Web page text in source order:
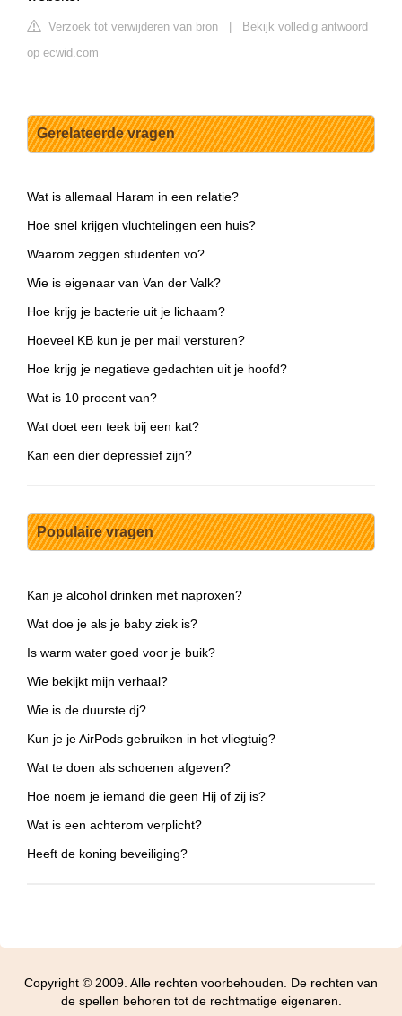
Verzoek tot verwijderen van bron
Bekijk volledig antwoord
op ecwid.com
Gerelateerde vragen
Wat is allemaal Haram in een relatie?
Hoe snel krijgen vluchtelingen een huis?
Waarom zeggen studenten vo?
Wie is eigenaar van Van der Valk?
Hoe krijg je bacterie uit je lichaam?
Hoeveel KB kun je per mail versturen?
Hoe krijg je negatieve gedachten uit je hoofd?
Wat is 10 procent van?
Wat doet een teek bij een kat?
Kan een dier depressief zijn?
Populaire vragen
Kan je alcohol drinken met naproxen?
Wat doe je als je baby ziek is?
Is warm water goed voor je buik?
Wie bekijkt mijn verhaal?
Wie is de duurste dj?
Kun je je AirPods gebruiken in het vliegtuig?
Wat te doen als schoenen afgeven?
Hoe noem je iemand die geen Hij of zij is?
Wat is een achterom verplicht?
Heeft de koning beveiliging?
Copyright © 2009. Alle rechten voorbehouden. De rechten van
de spellen behoren tot de rechtmatige eigenaren.